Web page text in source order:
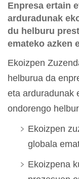
Enpresa ertain
arduradunak
du helburu
emateko azken
Ekoizpen
helburua da
eta arduradunak
ondorengo
Ekoizpen
globala
Ekoizpena